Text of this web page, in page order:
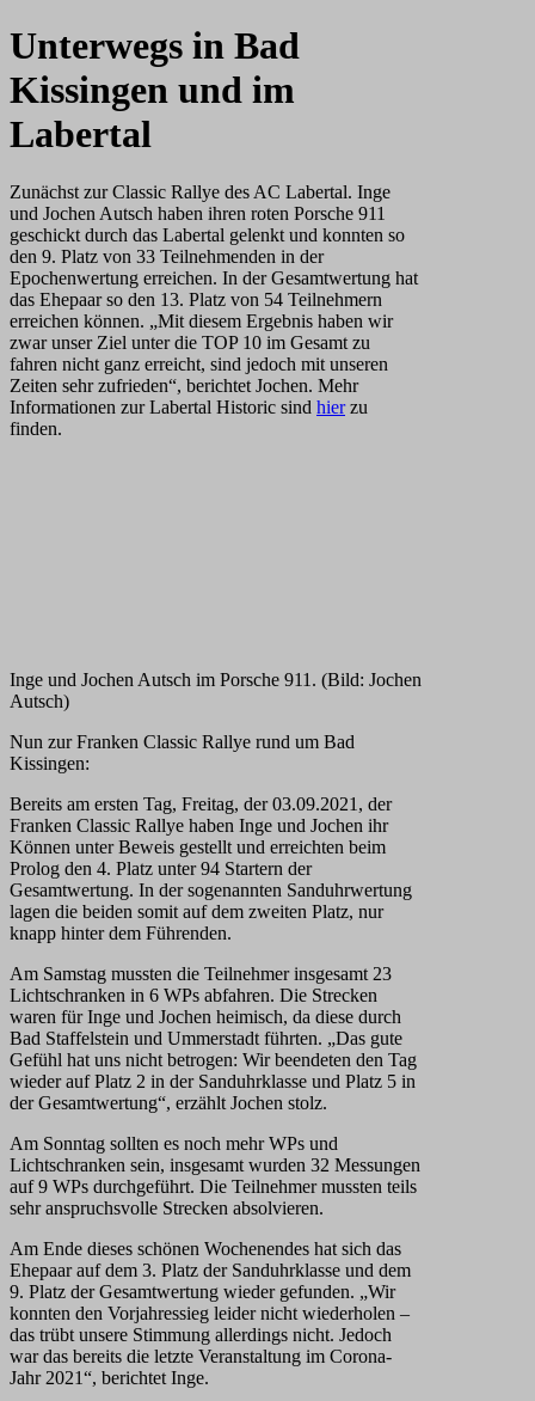
Unterwegs in Bad
Kissingen und im
Labertal
Zunächst zur Classic Rallye des AC Labertal. Inge
und Jochen Autsch haben ihren roten Porsche 911
geschickt durch das Labertal gelenkt und konnten so
den 9. Platz von 33 Teilnehmenden in der
Epochenwertung erreichen. In der Gesamtwertung hat
das Ehepaar so den 13. Platz von 54 Teilnehmern
erreichen können. „Mit diesem Ergebnis haben wir
zwar unser Ziel unter die TOP 10 im Gesamt zu
fahren nicht ganz erreicht, sind jedoch mit unseren
Zeiten sehr zufrieden“, berichtet Jochen. Mehr
Informationen zur Labertal Historic sind hierzu
finden.
Inge und Jochen Autsch im Porsche 911. (Bild: Jochen
Autsch)
Nun zur Franken Classic Rallye rund um Bad
Kissingen:
Bereits am ersten Tag, Freitag, der 03.09.2021, der
Franken Classic Rallye haben Inge und Jochen ihr
Können unter Beweis gestellt und erreichten beim
Prolog den 4. Platz unter 94 Startern der
Gesamtwertung. In der sogenannten Sanduhrwertung
lagen die beiden somit auf dem zweiten Platz, nur
knapp hinter dem Führenden.
Am Samstag mussten die Teilnehmer insgesamt 23
Lichtschranken in 6 WPs abfahren. Die Strecken
waren für Inge und Jochen heimisch, da diese durch
Bad Staffelstein und Ummerstadt führten. „Das gute
Gefühl hat uns nicht betrogen: Wir beendeten den Tag
wieder auf Platz 2 in der Sanduhrklasse und Platz 5 in
der Gesamtwertung“, erzählt Jochen stolz.
Am Sonntag sollten es noch mehr WPs und
Lichtschranken sein, insgesamt wurden 32 Messungen
auf 9 WPs durchgeführt. Die Teilnehmer mussten teils
sehr anspruchsvolle Strecken absolvieren.
Am Ende dieses schönen Wochenendes hat sich das
Ehepaar auf dem 3. Platz der Sanduhrklasse und dem
9. Platz der Gesamtwertung wieder gefunden. „Wir
konnten den Vorjahressieg leider nicht wiederholen –
das trübt unsere Stimmung allerdings nicht. Jedoch
war das bereits die letzte Veranstaltung im Corona-
Jahr 2021“, berichtet Inge.